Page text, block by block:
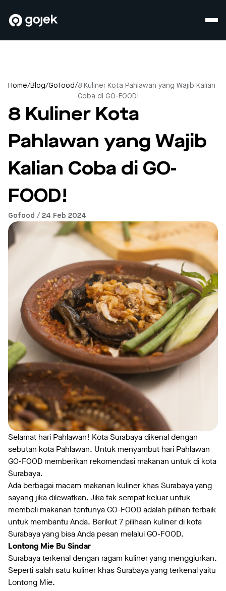
Home/Blog/Gofood/8 Kuliner Kota Pahlawan yang Wajib Kalian
Coba di GO-FOOD!
8 Kuliner Kota
Pahlawan yang Wajib
Kalian Coba di GO-
FOOD!
Gofood / 24 Feb 2024
Selamat hari Pahlawan! Kota Surabaya dikenal dengan
sebutan kota Pahlawan. Untuk menyambut hari Pahlawan
GO-FOOD memberikan rekomendasi makanan untuk di kota
Surabaya.
Ada berbagai macam makanan kuliner khas Surabaya yang
sayang jika dilewatkan. Jika tak sempat keluar untuk
membeli makanan tentunya GO-FOOD adalah pilihan terbaik
untuk membantu Anda. Berikut 7 pilihaan kuliner di kota
Surabaya yang bisa Anda pesan melalui GO-FOOD.
Lontong Mie Bu Sindar
Surabaya terkenal dengan ragam kuliner yang menggiurkan.
Seperti salah satu kuliner khas Surabaya yang terkenal yaitu
Lontong Mie.